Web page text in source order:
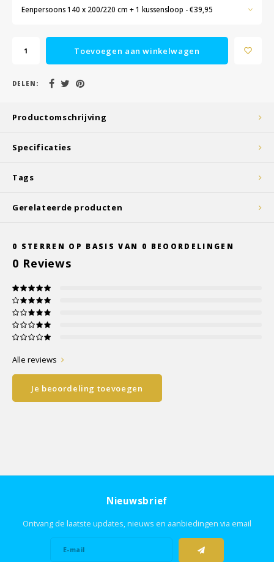
Eenpersoons 140 x 200/220 cm + 1 kussensloop - €39,95
Toevoegen aan winkelwagen
DELEN:
Productomschrijving
Specificaties
Tags
Gerelateerde producten
0 STERREN OP BASIS VAN 0 BEOORDELINGEN
0 Reviews
Alle reviews
Je beoordeling toevoegen
Nieuwsbrief
Ontvang de laatste updates, nieuws en aanbiedingen via email